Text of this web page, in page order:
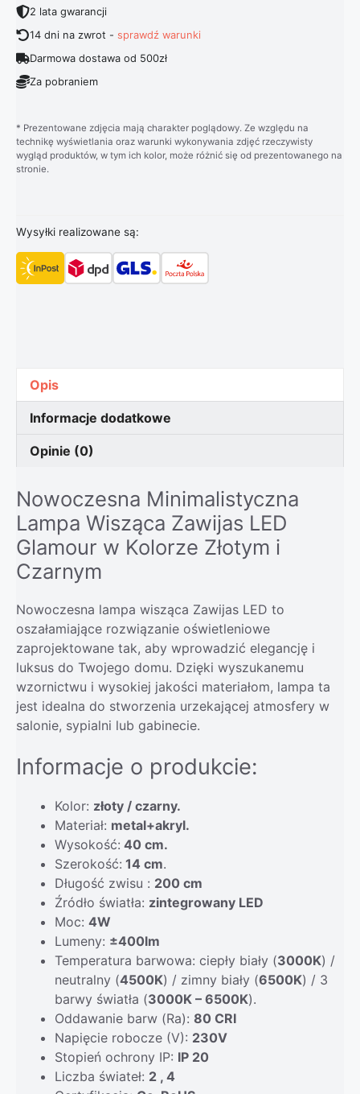
2 lata gwarancji
14 dni na zwrot -sprawdź warunki
Darmowa dostawa od 500zł
Za pobraniem
* Prezentowane zdjęcia mają charakter poglądowy. Ze względu na
technikę wyświetlania oraz warunki wykonywania zdjęć rzeczywisty
wygląd produktów, w tym ich kolor, może różnić się od prezentowanego na
stronie.
Wysyłki realizowane są:
Opis
Informacje dodatkowe
Opinie (0)
Nowoczesna Minimalistyczna
Lampa Wisząca Zawijas LED
Glamour w Kolorze Złotym i
Czarnym
Nowoczesna lampa wisząca Zawijas LED to
oszałamiające rozwiązanie oświetleniowe
zaprojektowane tak, aby wprowadzić elegancję i
luksus do Twojego domu. Dzięki wyszukanemu
wzornictwu i wysokiej jakości materiałom, lampa ta
jest idealna do stworzenia urzekającej atmosfery w
salonie, sypialni lub gabinecie.
Informacje o produkcie:
Kolor: złoty / czarny.
Materiał: metal+akryl.
Wysokość: 40 cm.
Szerokość: 14 cm.
Długość zwisu : 200 cm
Źródło światła: zintegrowany LED
Moc: 4W
Lumeny: ±400lm
Temperatura barwowa: ciepły biały (3000K) /
neutralny (4500K) / zimny biały (6500K) / 3
barwy światła (3000K – 6500K).
Oddawanie barw (Ra): 80 CRI
Napięcie robocze (V): 230V
Stopień ochrony IP: IP 20
Liczba świateł: 2 , 4